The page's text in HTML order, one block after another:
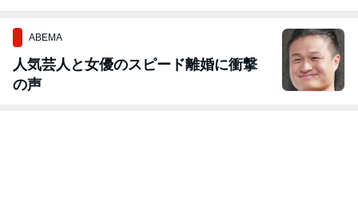
ABEMA
人気芸人と女優のスピード離婚に衝撃
の声